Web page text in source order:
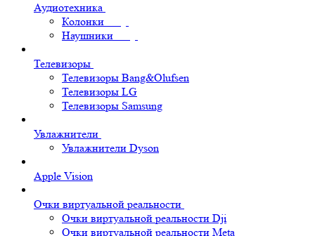
Аудиотехника
Колонки
Наушники
Телевизоры
Телевизоры Bang&Olufsen
Телевизоры LG
Телевизоры Samsung
Увлажнители
Увлажнители Dyson
Apple Vision
Очки виртуальной реальности
Очки виртуальной реальности Dji
Очки виртуальной реальности Meta